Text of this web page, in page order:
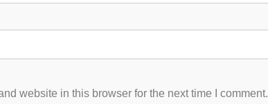
website in this browser for the next time I comment.